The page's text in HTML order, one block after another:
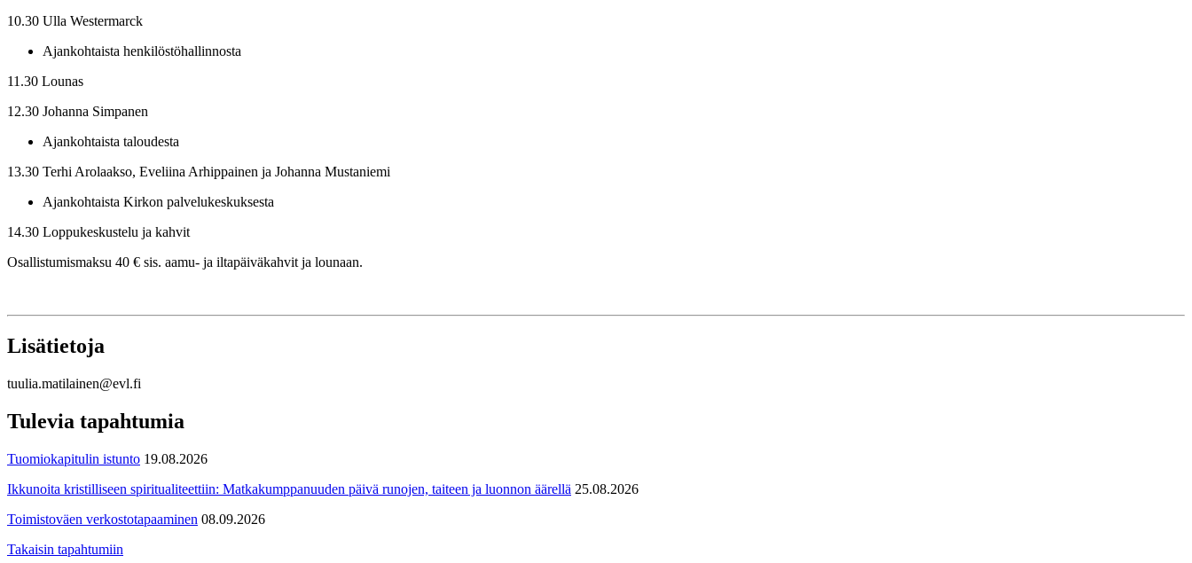
10.30 Ulla Westermarck
Ajankohtaista henkilöstöhallinnosta
11.30 Lounas
12.30 Johanna Simpanen
Ajankohtaista taloudesta
13.30 Terhi Arolaakso, Eveliina Arhippainen ja Johanna Mustaniemi
Ajankohtaista Kirkon palvelukeskuksesta
14.30 Loppukeskustelu ja kahvit
Osallistumismaksu 40 € sis. aamu- ja iltapäiväkahvit ja lounaan.
Lisätietoja
tuulia.matilainen@evl.fi
Tulevia tapahtumia
Tuomiokapitulin istunto 19.08.2026
Ikkunoita kristilliseen spiritualiteettiin: Matkakumppanuuden päivä runojen, taiteen ja luonnon äärellä 25.08.2026
Toimistoväen verkostotapaaminen 08.09.2026
Takaisin tapahtumiin